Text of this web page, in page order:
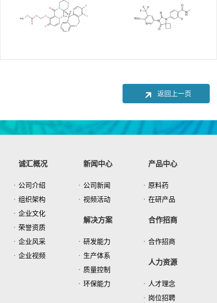
返回上一页
诚汇概况
公司介绍
组织架构
企业文化
荣誉资质
企业风采
企业视频
新闻中心
公司新闻
视频活动
产品中心
原料药
在研产品
解决方案
研发能力
生产体系
质量控制
环保能力
合作招商
合作招商
人力资源
人才理念
岗位招聘